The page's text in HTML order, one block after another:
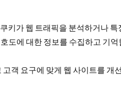
키가 웹 트래픽을 분석하거나
도에 대한 정보를 수집하고 기
객 요구에 맞게 웹 사이트를 개